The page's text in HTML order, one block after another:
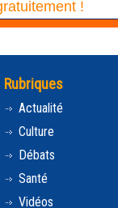
Rubriques
Actualité
Culture
Débats
Santé
Vidéos